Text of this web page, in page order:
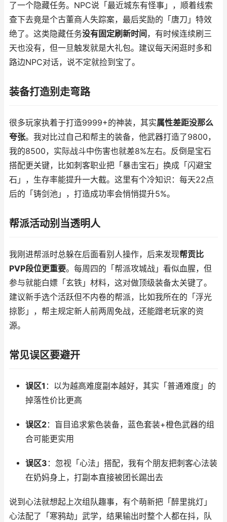
了一个隐藏任务。NPC说「最近城东有怪事」，顺着线索
查下去竟是个古董商人失踪案，最后奖励的「唐刀」特效
绝了。这类隐藏任务没有固定刷新时间 ，有时候连续刷三
天也没有，但一旦触发就是大礼包。建议每天闲逛时多和
路边NPC对话，说不定就捡到宝了。
装备打造别走弯路
很多玩家执着于打造9999+的神装，其实属性差距没那么
夸张。我对比过自己和帮主的装备，他武器打造了9800，
我的8500，实际战斗中伤害也就差8%左右。反倒是宝石
搭配更关键，比如刺客职业把「暴击宝石」换成「闪避宝
石」，生存率能提升一大截。这里有个冷知识：每天22点
后的「铸剑池」，打造成功率会悄悄提升5%。
帮派活动别当透明人
我刚进帮派时总躲在后面看别人操作，后来发现帮贡比
PVP段位更重要。每周四的「帮派攻城战」看似血腥，但
参与就能白嫖「玄铁」材料，这对做顶级装备太关键了。
建议新手选个活跃但不内卷的帮派，比如我所在的「浮光
掠影」，帮主规定新人前两周免战，还能蹭老玩家的资
源。
常见误区要避开
误区1 ：以为越高难度副本越好，其实「普通难度」的
掉落性价比更高
误区2：盲目追求紫色装备，蓝色套装+橙色武器的组
合可能更实用
误区3 ：忽视「心法」搭配，我有个朋友把刺客心法装
在奶妈身上，打副本直接被团长踢出去
说到心法就想起上次组队趣事，有个萌新把「醉里挑灯」
心法配了「寒鸦劫」武学，结果输出时整个人都在抖，队